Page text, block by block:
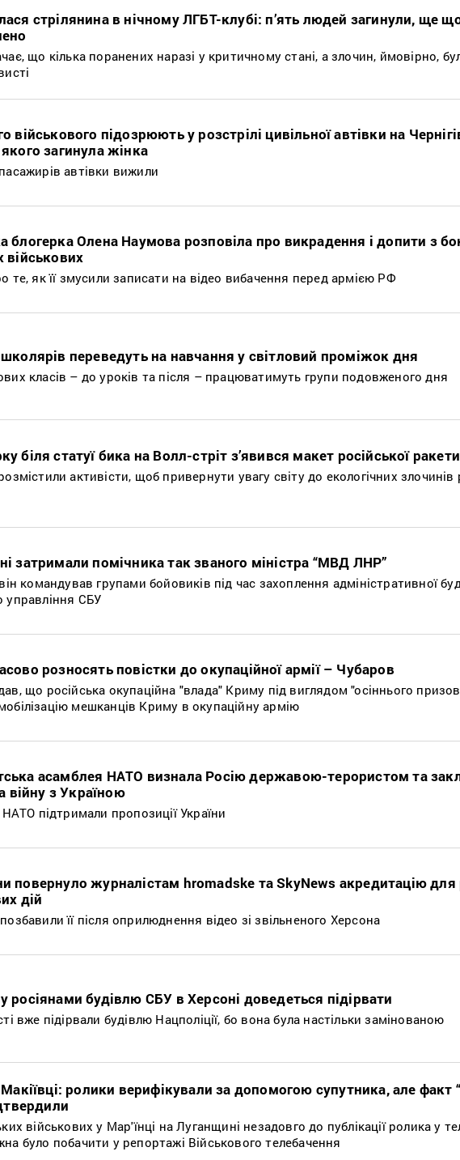
стрілянина в нічному ЛГБТ-клубі: п’ять людей загинули, ще
що кілька поранених наразі у критичному стані, а злочин, ймовірно,
військового підозрюють у розстрілі цивільної автівки на
загинула жінка
автівки вижили
блогерка Олена Наумова розповіла про викрадення і допити з
військових
те, як її змусили записати на відео вибачення перед армією РФ
переведуть на навчання у світловий проміжок дня
класів – до уроків та після – працюватимуть групи подовженого дня
біля статуї бика на Волл-стріт з’явився макет російської ракети
активісти, щоб привернути увагу світу до екологічних злочинів
затримали помічника так званого міністра “МВД ЛНР”
командував групами бойовиків під час захоплення адміністративної
управління СБУ
розносять повістки до окупаційної армії – Чубаров
що російська окупаційна "влада" Криму під виглядом "осіннього
мешканців Криму в окупаційну армію
асамблея НАТО визнала Росію державою-терористом та
війну з Україною
НАТО підтримали пропозиції України
повернуло журналістам hromadske та SkyNews акредитацію для
дій
її після оприлюднення відео зі звільненого Херсона
росіянами будівлю СБУ в Херсоні доведеться підірвати
вже підірвали будівлю Нацполіції, бо вона була настільки замінованою
Макіївці: ролики верифікували за допомогою супутника, але факт
військових у Мар'їнці на Луганщині незадовго до публікації ролика у
було побачити у репортажі Військового телебачення